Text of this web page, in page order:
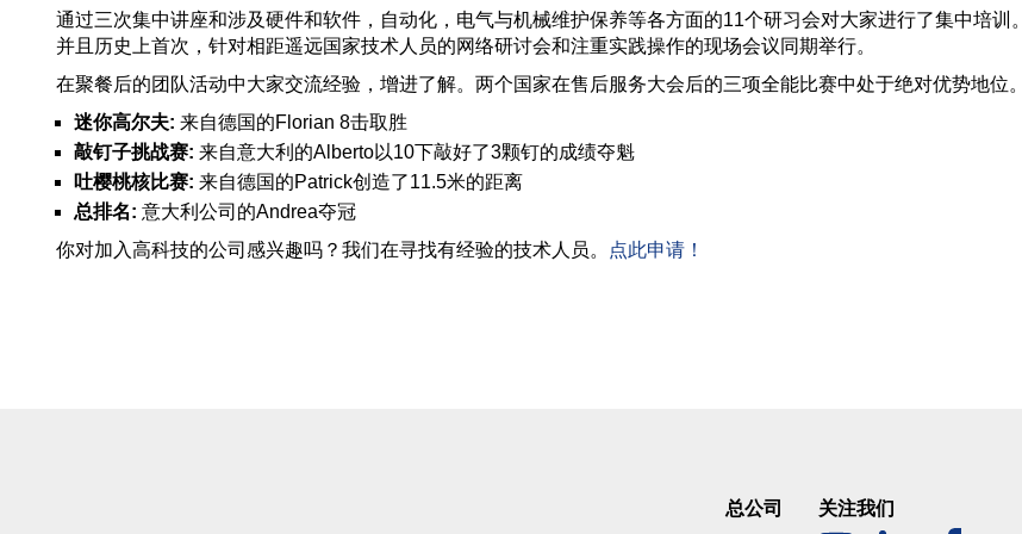
通过三次集中讲座和涉及硬件和软件，自动化，电气与机械维护保养等各方面的11个研习会对大家进行了集中培训。
并且历史上首次，针对相距遥远国家技术人员的网络研讨会和注重实践操作的现场会议同期举行。
在聚餐后的团队活动中大家交流经验，增进了解。两个国家在售后服务大会后的三项全能比赛中处于绝对优势地位。
迷你高尔夫: 来自德国的Florian 8击取胜
敲钉子挑战赛: 来自意大利的Alberto以10下敲好了3颗钉的成绩夺魁
吐樱桃核比赛: 来自德国的Patrick创造了11.5米的距离
总排名: 意大利公司的Andrea夺冠
你对加入高科技的公司感兴趣吗？我们在寻找有经验的技术人员。
点此申请！
总公司 关注我们